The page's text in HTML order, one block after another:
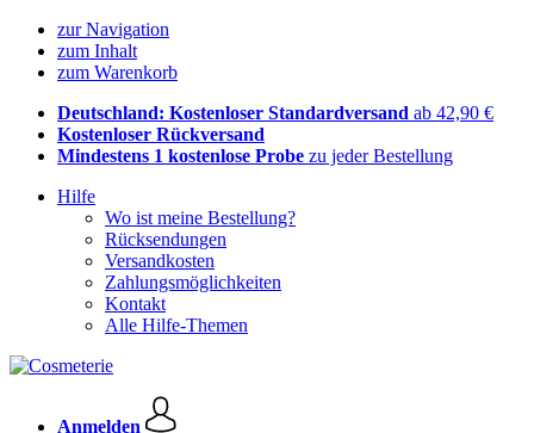
zur Navigation
zum Inhalt
zum Warenkorb
Deutschland: Kostenloser Standardversand ab 42,90 €
Kostenloser Rückversand
Mindestens 1 kostenlose Probe zu jeder Bestellung
Hilfe
Wo ist meine Bestellung?
Rücksendungen
Versandkosten
Zahlungsmöglichkeiten
Kontakt
Alle Hilfe-Themen
Anmelden